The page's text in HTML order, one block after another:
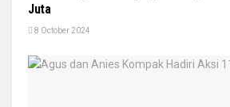
Juta
8 October 2024